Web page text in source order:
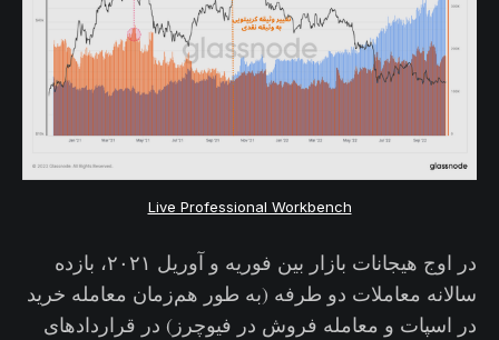
Live Professional Workbench
در اوج هیجانات بازار بین فوریه و آوریل ۲۰۲۱، بازده
سالانه معاملات دو طرفه (به طور هم‌زمان معامله خرید
در اسپات و معامله فروش در فیوچرز) در قراردادهای